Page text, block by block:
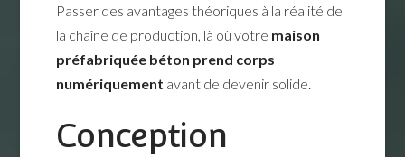
Passer des avantages théoriques à la réalité de
la chaîne de production, là où votre maison
préfabriquée béton prend corps
numériquement avant de devenir solide.
Conception